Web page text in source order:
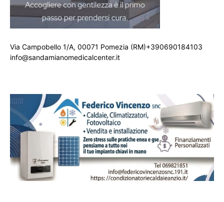
Via Campobello 1/A, 00071 Pomezia (RM)+390690184103
info@sandamianomedicalcenter.it